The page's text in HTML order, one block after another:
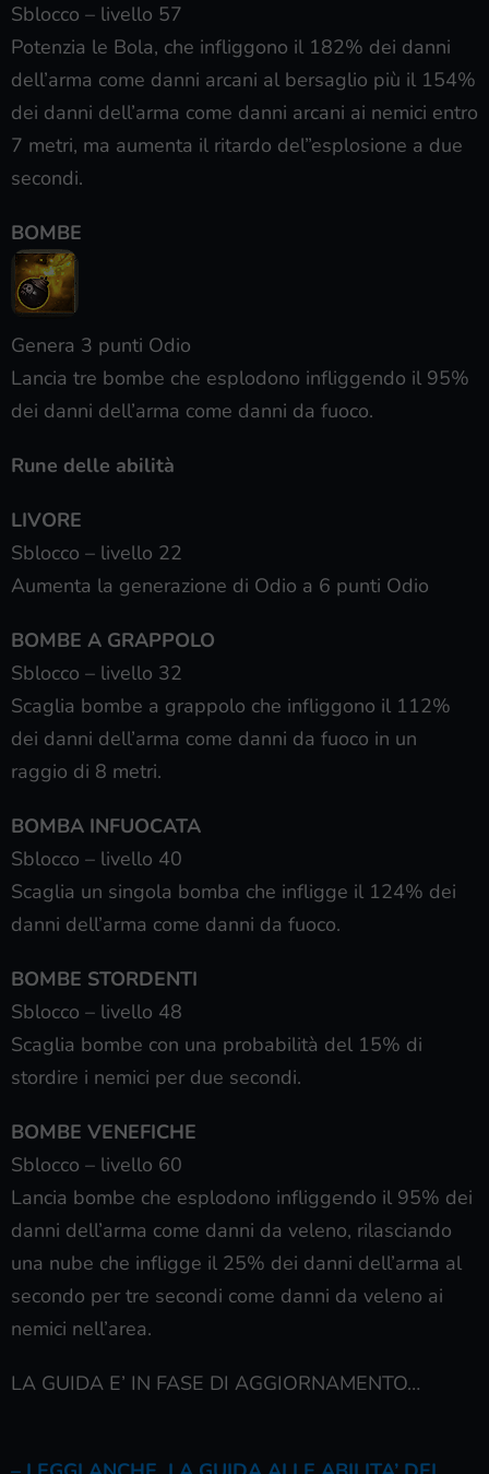
Sblocco – livello 57
Potenzia le Bola, che infliggono il 182% dei danni
dell’arma come danni arcani al bersaglio più il 154%
dei danni dell’arma come danni arcani ai nemici entro
7 metri, ma aumenta il ritardo del”esplosione a due
secondi.
BOMBE
Genera 3 punti Odio
Lancia tre bombe che esplodono infliggendo il 95%
dei danni dell’arma come danni da fuoco.
Rune delle abilità
LIVORE
Sblocco – livello 22
Aumenta la generazione di Odio a 6 punti Odio
BOMBE A GRAPPOLO
Sblocco – livello 32
Scaglia bombe a grappolo che infliggono il 112%
dei danni dell’arma come danni da fuoco in un
raggio di 8 metri.
BOMBA INFUOCATA
Sblocco – livello 40
Scaglia un singola bomba che infligge il 124% dei
danni dell’arma come danni da fuoco.
BOMBE STORDENTI
Sblocco – livello 48
Scaglia bombe con una probabilità del 15% di
stordire i nemici per due secondi.
BOMBE VENEFICHE
Sblocco – livello 60
Lancia bombe che esplodono infliggendo il 95% dei
danni dell’arma come danni da veleno, rilasciando
una nube che infligge il 25% dei danni dell’arma al
secondo per tre secondi come danni da veleno ai
nemici nell’area.
LA GUIDA E’ IN FASE DI AGGIORNAMENTO…